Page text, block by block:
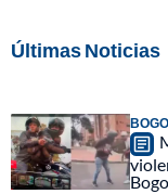
Últimas Noticias